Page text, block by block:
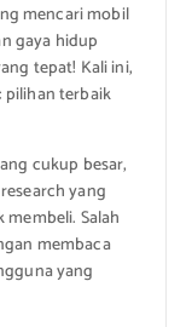
mencari mobil
gaya hidup
tepat! Kali ini,
pilihan terbaik
cukup besar,
yang
Salah
membaca
yang